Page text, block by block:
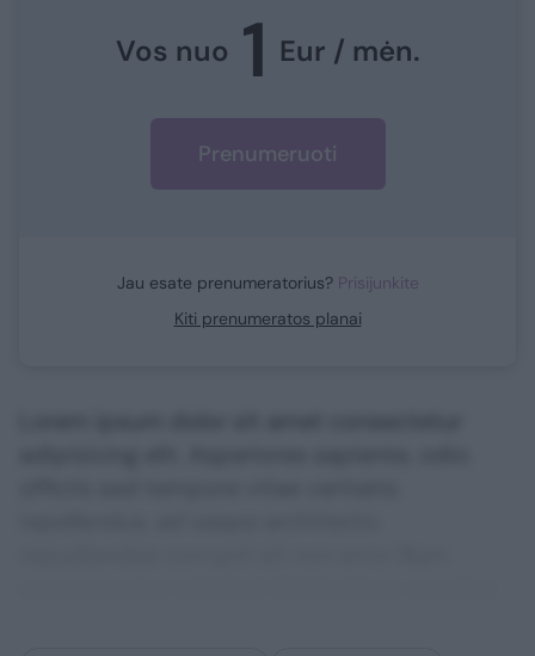
Vos nuo 1 Eur / mėn.
Prenumeruoti
Jau esate prenumeratorius? Prisijunkite
Kiti prenumeratos planai